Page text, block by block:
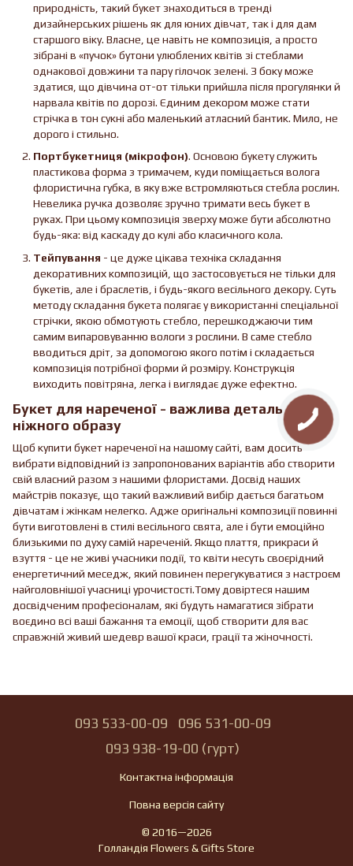
природність, такий букет знаходиться в тренді
дизайнерських рішень як для юних дівчат, так і для дам
старшого віку. Власне, це навіть не композиція, а просто
зібрані в «пучок» бутони улюблених квітів зі стеблами
однакової довжини та пару гілочок зелені. З боку може
здатися, що дівчина от-от тільки прийшла після прогулянки й
нарвала квітів по дорозі. Єдиним декором може стати
стрічка в тон сукні або маленький атласний бантик. Мило, не
дорого і стильно.
Портбукетниця (мікрофон). Основою букету служить
пластикова форма з тримачем, куди поміщається волога
флористична губка, в яку вже встромляються стебла рослин.
Невелика ручка дозволяє зручно тримати весь букет в
руках. При цьому композиція зверху може бути абсолютно
будь-яка: від каскаду до кулі або класичного кола.
Тейпування - це дуже цікава техніка складання
декоративних композицій, що застосовується не тільки для
букетів, але і браслетів, і будь-якого весільного декору. Суть
методу складання букета полягає у використанні спеціальної
стрічки, якою обмотують стебло, перешкоджаючи тим
самим випаровуванню вологи з рослини. В саме стебло
вводиться дріт, за допомогою якого потім і складається
композиція потрібної форми й розміру. Конструкція
виходить повітряна, легка і виглядає дуже ефектно.
Букет для нареченої - важлива деталь
ніжного образу
Щоб купити букет нареченої на нашому сайті, вам досить
вибрати відповідний із запропонованих варіантів або створити
свій власний разом з нашими флористами. Досвід наших
майстрів показує, що такий важливий вибір дається багатьом
дівчатам і жінкам нелегко. Адже оригінальні композиції повинні
бути виготовлені в стилі весільного свята, але і бути емоційно
близькими по духу самій нареченій. Якщо плаття, прикраси й
взуття - це не живі учасники події, то квіти несуть своєрідний
енергетичний меседж, який повинен перегукуватися з настроєм
найголовнішої учасниці урочистості.Тому довіртеся нашим
досвідченим професіоналам, які будуть намагатися зібрати
воєдино всі ваші бажання та емоції, щоб створити для вас
справжній живий шедевр вашої краси, грації та жіночності.
093 533-00-09
096 531-00-09
093 938-19-00 (гурт)
Контактна інформація
Повна версія сайту
© 2016—2026
Голландія Flowers & Gifts Store